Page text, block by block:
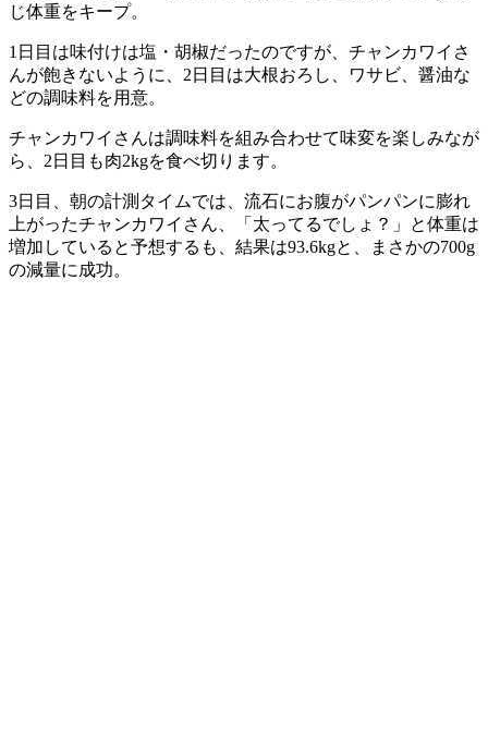
じ体重をキープ。
1日目は味付けは塩・胡椒だったのですが、チャンカワイさ
んが飽きないように、2日目は大根おろし、ワサビ、醤油な
どの調味料を用意。
チャンカワイさんは調味料を組み合わせて味変を楽しみなが
ら、2日目も肉2kgを食べ切ります。
3日目、朝の計測タイムでは、流石にお腹がパンパンに膨れ
上がったチャンカワイさん、「太ってるでしょ？」と体重は
増加していると予想するも、結果は93.6kgと、まさかの700g
の減量に成功。